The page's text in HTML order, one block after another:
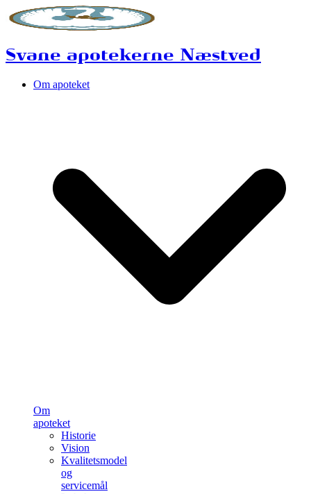
Svane apotekerne Næstved
Om apoteket
Om
apoteket
Historie
Vision
Kvalitetsmodel
og
servicemål